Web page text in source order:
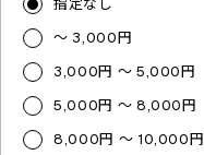
指定なし
～ 3,000円
3,000円 ～ 5,000円
5,000円 ～ 8,000円
8,000円 ～ 10,000円